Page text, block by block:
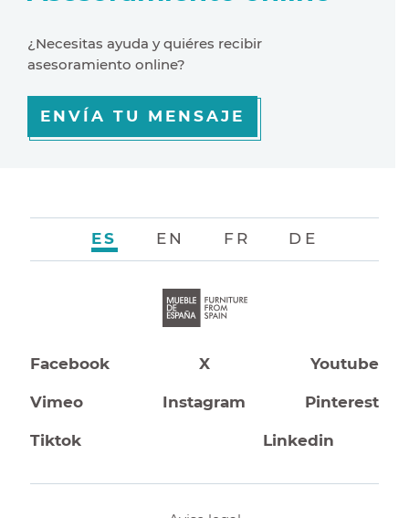
¿Necesitas ayuda y quiéres recibir
asesoramiento online?
ENVÍA TU MENSAJE
Facebook X Youtube
Vimeo Instagram Pinterest
Tiktok Linkedin
ES EN FR DE